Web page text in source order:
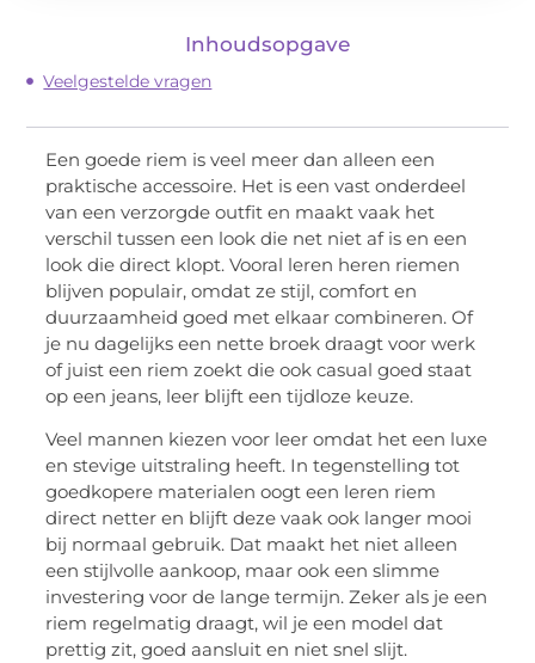
Inhoudsopgave
Veelgestelde vragen
Een goede riem is veel meer dan alleen een
praktische accessoire. Het is een vast onderdeel
van een verzorgde outfit en maakt vaak het
verschil tussen een look die net niet af is en een
look die direct klopt. Vooral leren heren riemen
blijven populair, omdat ze stijl, comfort en
duurzaamheid goed met elkaar combineren. Of
je nu dagelijks een nette broek draagt voor werk
of juist een riem zoekt die ook casual goed staat
op een jeans, leer blijft een tijdloze keuze.
Veel mannen kiezen voor leer omdat het een luxe
en stevige uitstraling heeft. In tegenstelling tot
goedkopere materialen oogt een leren riem
direct netter en blijft deze vaak ook langer mooi
bij normaal gebruik. Dat maakt het niet alleen
een stijlvolle aankoop, maar ook een slimme
investering voor de lange termijn. Zeker als je een
riem regelmatig draagt, wil je een model dat
prettig zit, goed aansluit en niet snel slijt.